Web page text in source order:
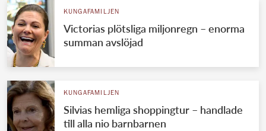
KUNGAFAMILJEN
Victorias plötsliga miljonregn – enorma
summan avslöjad
KUNGAFAMILJEN
Silvias hemliga shoppingtur – handlade
till alla nio barnbarnen